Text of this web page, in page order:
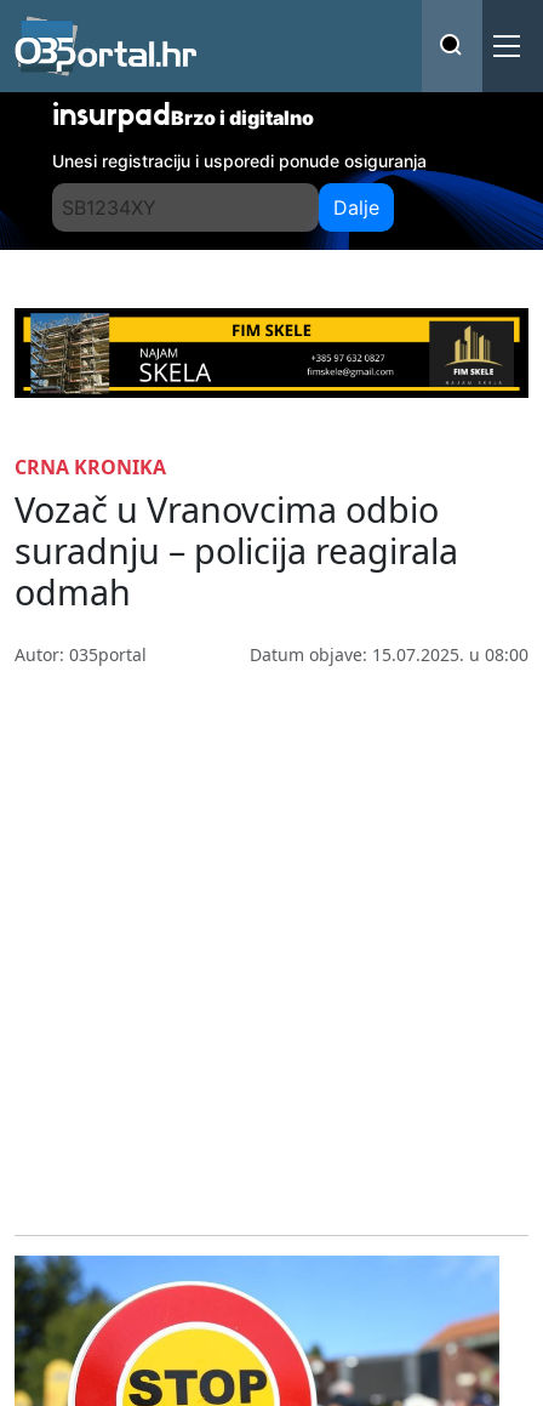
insurpadBrzo i digitalno
Unesi registraciju i usporedi ponude osiguranja
Dalje
CRNA KRONIKA
Vozač u Vranovcima odbio
suradnju – policija reagirala
odmah
Autor: 035portal Datum objave: 15.07.2025. u 08:00